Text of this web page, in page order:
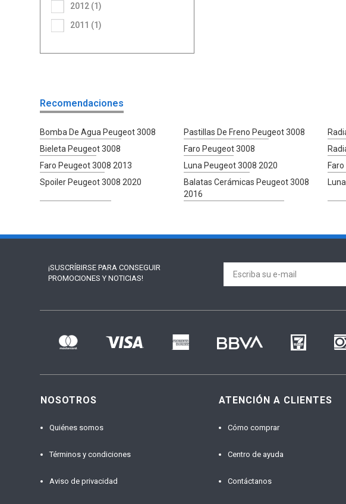
2011 (1)
2012 (1)
Recomendaciones
Bomba De Agua Peugeot 3008 Pastillas De Freno Peugeot 3008
Bieleta Peugeot 3008
Faro Peugeot 3008
Faro Peugeot 3008 2013
Luna Peugeot 3008 2020
Spoiler Peugeot 3008 2020
Balatas Cerámicas Peugeot 3008
2016
¡SUSCRÍBIRSE PARA CONSEGUIR
PROMOCIONES Y NOTICIAS!
NOSOTROS
Quiénes somos
Términos y condiciones
Aviso de privacidad
ATENCIÓN A CLIENTES
Cómo comprar
Centro de ayuda
Contáctanos